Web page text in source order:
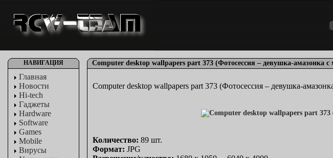
НАВИГАЦИЯ
Главная
Новости
Hi-tech
Гаджеты
Hardware
Software
Games
Mobile
Вирусы
Computer desktop wallpapers part 373 (Фотосессия – девушка-амазонка с
Computer desktop wallpapers part 373 (Фотосессия – девушка-
Количество: 89 шт.
Формат: JPG